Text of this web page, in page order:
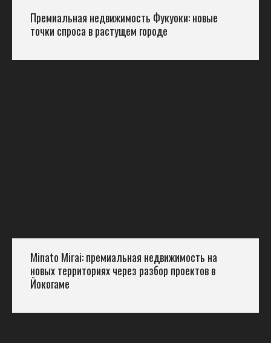
Премиальная недвижимость Фукуоки: новые
точки спроса в растущем городе
Minato Mirai: премиальная недвижимость на
новых территориях через разбор проектов в
Йокогаме